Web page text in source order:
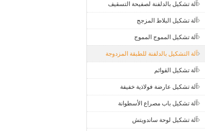
آلة تشكيل بالدلفنة لصفيحة التسقيف
آلة تشكيل البلاط المزجج
آلة تشكيل المموج المموج
آلة التشكيل بالدلفنة للطبقة المزدوجة
آلة تشكيل القوائم
آلة تشكيل عارضة فولاذية خفيفة
آلة تشكيل باب مصراع الأسطوانة
آلة تشكيل لوحة ساندويتش